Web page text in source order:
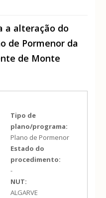
a alteração do
de Pormenor da
de Monte
Tipo de
plano/programa:
Plano de Pormenor
Estado do
procedimento:
-
NUT:
ALGARVE